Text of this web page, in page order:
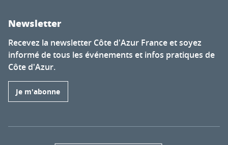
Newsletter
Recevez la newsletter Côte d'Azur France et soyez
informé de tous les événements et infos pratiques de
Côte d'Azur.
Je m'abonne